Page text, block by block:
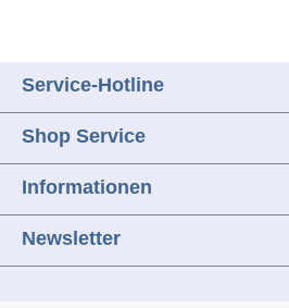
Service-Hotline
Shop Service
Informationen
Newsletter